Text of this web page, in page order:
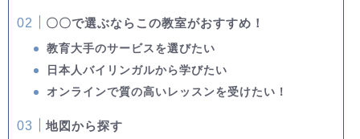
〇〇で選ぶならこの教室がおすすめ！
教育大手のサービスを選びたい
日本人バイリンガルから学びたい
オンラインで質の高いレッスンを受けたい！
地図から探す